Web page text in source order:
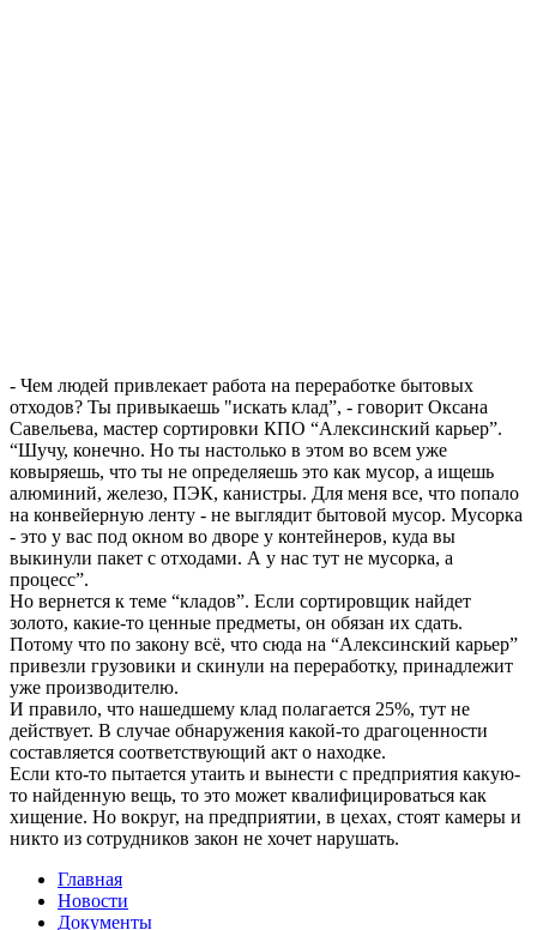
- Чем людей привлекает работа на переработке бытовых
отходов? Ты привыкаешь "искать клад”, - говорит Оксана
Савельева, мастер сортировки КПО “Алексинский карьер”.
“Шучу, конечно. Но ты настолько в этом во всем уже
ковыряешь, что ты не определяешь это как мусор, а ищешь
алюминий, железо, ПЭК, канистры. Для меня все, что попало
на конвейерную ленту - не выглядит бытовой мусор. Мусорка
- это у вас под окном во дворе у контейнеров, куда вы
выкинули пакет с отходами. А у нас тут не мусорка, а
процесс”.
Но вернется к теме “кладов”. Если сортировщик найдет
золото, какие-то ценные предметы, он обязан их сдать.
Потому что по закону всё, что сюда на “Алексинский карьер”
привезли грузовики и скинули на переработку, принадлежит
уже производителю.
И правило, что нашедшему клад полагается 25%, тут не
действует. В случае обнаружения какой-то драгоценности
составляется соответствующий акт о находке.
Если кто-то пытается утаить и вынести с предприятия какую-
то найденную вещь, то это может квалифицироваться как
хищение. Но вокруг, на предприятии, в цехах, стоят камеры и
никто из сотрудников закон не хочет нарушать.
Главная
Новости
Документы